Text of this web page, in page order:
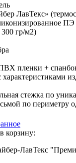
ЛавТекс»
ПЭ
300 гр/м2)
пленки +
стежка по
по периметру
корзину:
ЛавТекс